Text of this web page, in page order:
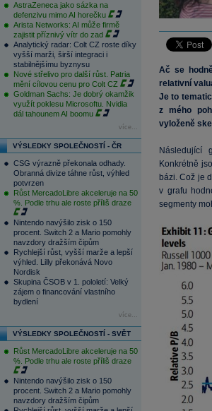
AstraZeneca jako sázka na
defenzivu mimo AI horečku
Arista Networks: AI může firmě
zajistit příznivý vítr do zad
Analytický radar: Colt CZ roste díky
vyšší marži, širší integraci i
stabilnějšímu byznysu
Nové střelivo pro další růst. Patria
mění cílovou cenu pro Colt CZ
Goldman Sachs: Je dobrý okamžik
využít poklesu Microsoftu. Nvidia
dál tahounem AI boomu
více...
VÝSLEDKY SPOLEČNOSTÍ - ČR
CSG výrazně překonala odhady.
Obranná divize táhne růst, výhled
potvrzen
Růst MercadoLibre akceleruje na 50
%. Podle trhu ale roste příliš draze
Nintendo navýšilo zisk o 150
procent. Switch 2 a Mario pomohly
navzdory dražším čipům
Rychlejší růst, vyšší marže a lepší
výhled. Lilly překonává Novo
Nordisk
Skupina ČSOB v 1. pololetí: Velký
zájem o financování vlastního
bydlení
více...
VÝSLEDKY SPOLEČNOSTÍ - SVĚT
Růst MercadoLibre akceleruje na 50
%. Podle trhu ale roste příliš draze
Nintendo navýšilo zisk o 150
procent. Switch 2 a Mario pomohly
navzdory dražším čipům
Ač se
relativní
Je to
z mého
vyloženě
Následující
Konkrétně
bázi. Což je
v grafu
segmenty